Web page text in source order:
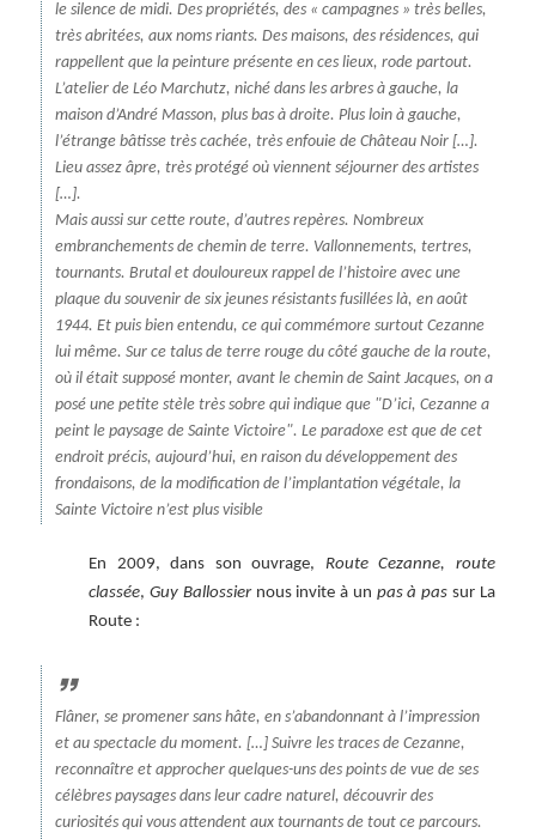
le silence de midi. Des propriétés, des « campagnes » très belles,
très abritées, aux noms riants. Des maisons, des résidences, qui
rappellent que la peinture présente en ces lieux, rode partout.
L’atelier de Léo Marchutz, niché dans les arbres à gauche, la
maison d’André Masson, plus bas à droite. Plus loin à gauche,
l’étrange bâtisse très cachée, très enfouie de Château Noir […].
Lieu assez âpre, très protégé où viennent séjourner des artistes
[…].
Mais aussi sur cette route, d’autres repères. Nombreux
embranchements de chemin de terre. Vallonnements, tertres,
tournants. Brutal et douloureux rappel de l’histoire avec une
plaque du souvenir de six jeunes résistants fusillées là, en août
1944. Et puis bien entendu, ce qui commémore surtout Cezanne
lui même. Sur ce talus de terre rouge du côté gauche de la route,
où il était supposé monter, avant le chemin de Saint Jacques, on a
posé une petite stèle très sobre qui indique que
D’ici, Cezanne a
peint le paysage de Sainte Victoire . Le paradoxe est que de cet
endroit précis, aujourd’hui, en raison du développement des
frondaisons, de la modification de l’implantation végétale, la
Sainte Victoire n’est plus visible
En 2009, dans son ouvrage, Route Cezanne, route
classée,Guy Ballossiernous invite à un pas à pas sur La
Route :
Flâner, se promener sans hâte, en s’abandonnant à l’impression
et au spectacle du moment. […] Suivre les traces de Cezanne,
reconnaître et approcher quelques-uns des points de vue de ses
célèbres paysages dans leur cadre naturel, découvrir des
curiosités qui vous attendent aux tournants de tout ce parcours.